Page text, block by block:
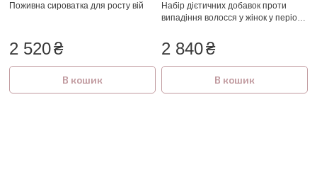
Поживна сироватка для росту вій
2 520₴
В кошик
Набір дієтичних добавок проти
випадіння волосся у жінок у період
2 840₴
В кошик